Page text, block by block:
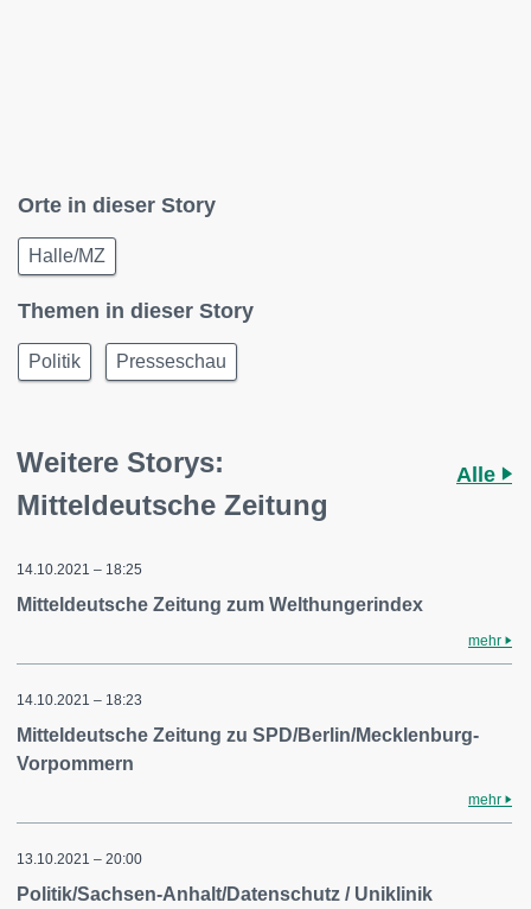
Orte in dieser Story
Halle/MZ
Themen in dieser Story
Politik Presseschau
Weitere Storys:
Mitteldeutsche Zeitung
Alle
14.10.2021 – 18:25
Mitteldeutsche Zeitung zum Welthungerindex
mehr
14.10.2021 – 18:23
Mitteldeutsche Zeitung zu SPD/Berlin/Mecklenburg-
Vorpommern
mehr
13.10.2021 – 20:00
Politik/Sachsen-Anhalt/Datenschutz / Uniklinik